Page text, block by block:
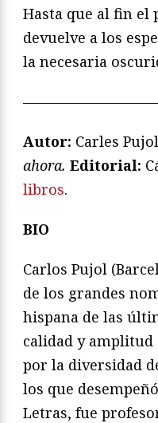
Hasta que al fin el
devuelve a los
la necesaria
Autor: Carles
ahora. Editorial:
libros.
BIO
Carlos Pujol
de los grandes
hispana de las
calidad y amplitud
por la diversidad
los que
Letras, fue